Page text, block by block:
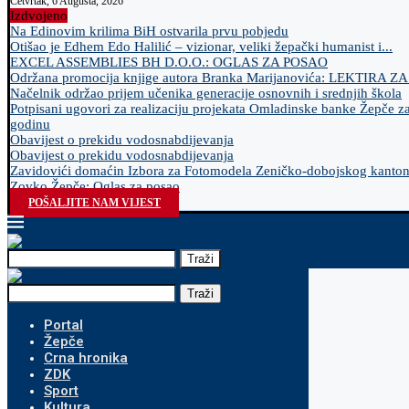
Izdvojeno
Na Edinovim krilima BiH ostvarila prvu pobjedu
Otišao je Edhem Edo Halilić – vizionar, veliki žepački humanist i...
EXCEL ASSEMBLIES BH D.O.O.: OGLAS ZA POSAO
Održana promocija knjige autora Branka Marijanovića: LEKTIRA
Načelnik održao prijem učenika generacije osnovnih i srednjih škola
Potpisani ugovori za realizaciju projekata Omladinske banke Žepče
godinu
Obavijest o prekidu vodosnabdijevanja
Obavijest o prekidu vodosnabdijevanja
Zavidovići domaćin Izbora za Fotomodela Zeničko-dobojskog
Zovko Žepče: Oglas za posao
POŠALJITE NAM VIJEST
Traži
Traži
Portal
Žepče
Crna hronika
ZDK
Sport